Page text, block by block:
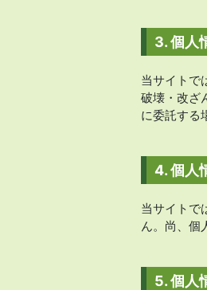
3. 個人
当サイトで
破壊・改ざ
に委託する
4. 個人
当サイトで
ん。尚、個
5. 個人